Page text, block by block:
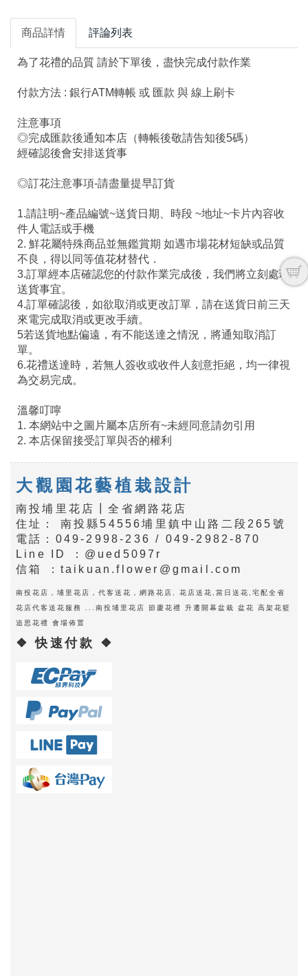
商品詳情 評論列表
為了花禮的品質 請於下單後，盡快完成付款作業
付款方法 : 銀行ATM轉帳 或 匯款 與 線上刷卡
注意事項
◎完成匯款後通知本店（轉帳後敬請告知後5碼）
經確認後會安排送貨事
◎訂花注意事項-請盡量提早訂貨
1.請註明~產品編號~送貨日期、時段 ~地址~卡片內容收
件人電話或手機
2. 鮮花屬特殊商品並無鑑賞期 如遇市場花材短缺或品質
不良，得以同等值花材替代．
3.訂單經本店確認您的付款作業完成後，我們將立刻處理
送貨事宜。
4.訂單確認後，如欲取消或更改訂單，請在送貨日前三天
來電完成取消或更改手續。
5若送貨地點偏遠，有不能送達之情況，將通知取消訂
單。
6.花禮送達時，若無人簽收或收件人刻意拒絕，均一律視
為交易完成。
溫馨叮嚀
1. 本網站中之圖片屬本店所有~未經同意請勿引用
2. 本店保留接受訂單與否的權利
大觀園花藝植栽設計
南投埔里花店┃全省網路花店
住址： 南投縣54556埔里鎮中山路二段265號
電話：049-2998-236 / 049-2982-870
Line ID ：@ued5097r
信箱 ：taikuan.flower@gmail.com
南投花店，埔里花店，代客送花，網路花店, 花店送花,當日送花,宅配全省
花店代客送花服務 ...南投埔里花店 節慶花禮 升遷開幕盆栽 盆花 高架花籃
追思花禮 會場佈置
❖ 快速付款 ❖